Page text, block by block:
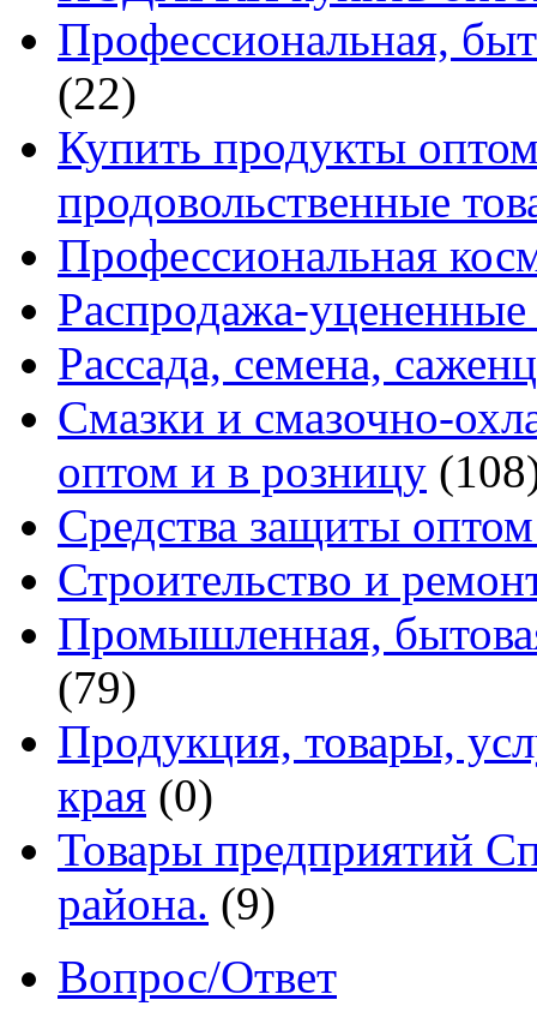
Профессиональная,
(22)
Купить продукты
продовольственные
Профессиональная
Распродажа-уцененные
Рассада, семена,
Смазки и смазочно-
оптом и в розницу
Средства защиты
Строительство и
Промышленная,
(79)
Продукция, товары,
края (0)
Товары предприятий
района. (9)
Вопрос/Ответ